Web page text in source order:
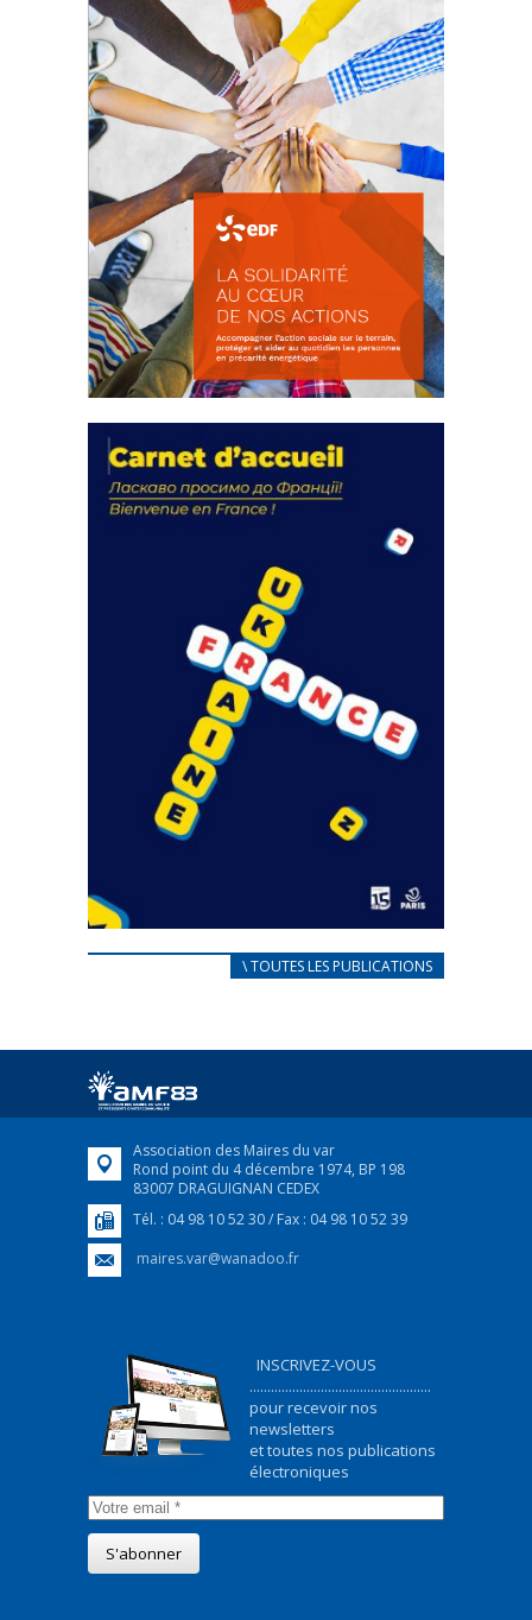
actions
18 septembre 2023
FEUILLETER
CARNET D’ACCUEIL
Afin d’accompagner au mieux les réfugiés
FEUILLETER
\ TOUTES LES PUBLICATIONS
Association des Maires du var
Rond point du 4 décembre 1974, BP 198
83007 DRAGUIGNAN CEDEX
Tél. : 04 98 10 52 30 / Fax : 04 98 10 52 39
maires.var@wanadoo.fr
INSCRIVEZ-VOUS
...................................................
pour recevoir nos
newsletters
et toutes nos publications
électroniques